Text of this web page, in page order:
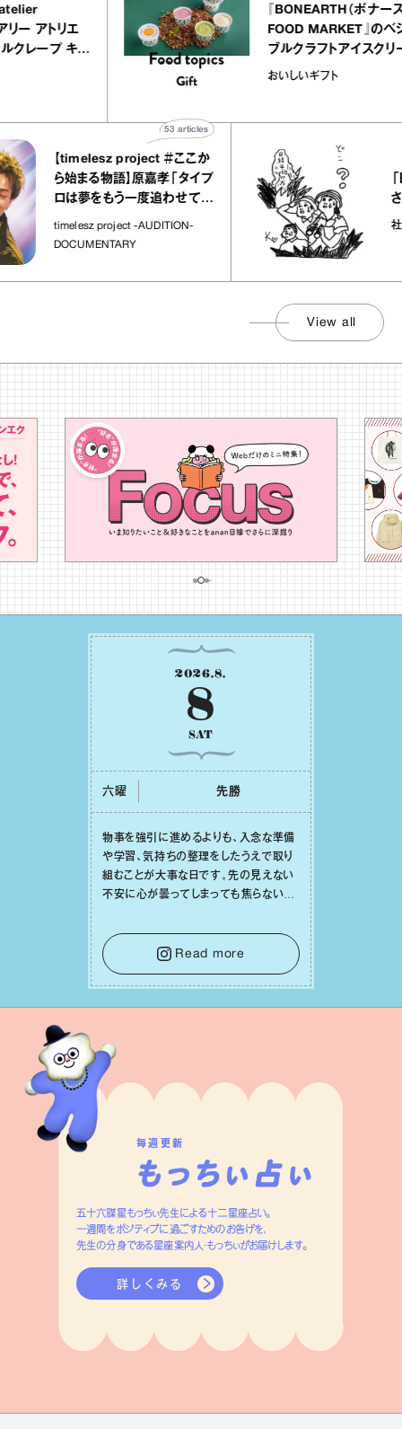
atelier
（イクアリー アトリエ
）』のミルクレープ キャ
『BONEARTH（
FOOD
ブルクラフトア
｜真野知子の「
おいしいギフト
【timelesz project ＃ここか
ら始まる物語】原嘉孝「タイプ
ロは夢をもう一度追わせてく
れた場所」
timelesz project -AUDITION-
DOCUMENTARY
articles
「日経平
さんが解
社会のじ
View all
2026.8.
8
SAT
六曜 先勝
物事を強引に進めるよりも、⼊念な準備
や学習、気持ちの整理をしたうえで取り
組むことが⼤事な⽇です。先の⾒えない
不安に⼼が曇ってしまっても焦らない
⾝や疲れていそうな⼈をいたわることに
時間を使いましょう。ここでしっかりとエ
ネルギーを蓄え、困難を乗り越える⼒に
変えましょう。
Read more
毎週更新
五十六謀星もっちぃ先生による十二星座占い。
一週間をポジティブに過ごすためのお告げを、
先生の分身である星座案内人・もっちぃがお届けします。
詳しくみる